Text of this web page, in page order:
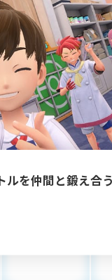
ルを仲間と鍛え合